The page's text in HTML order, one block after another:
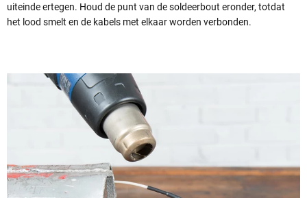
uiteinde ertegen. Houd de punt van de soldeerbout eronder, totdat
het lood smelt en de kabels met elkaar worden verbonden.